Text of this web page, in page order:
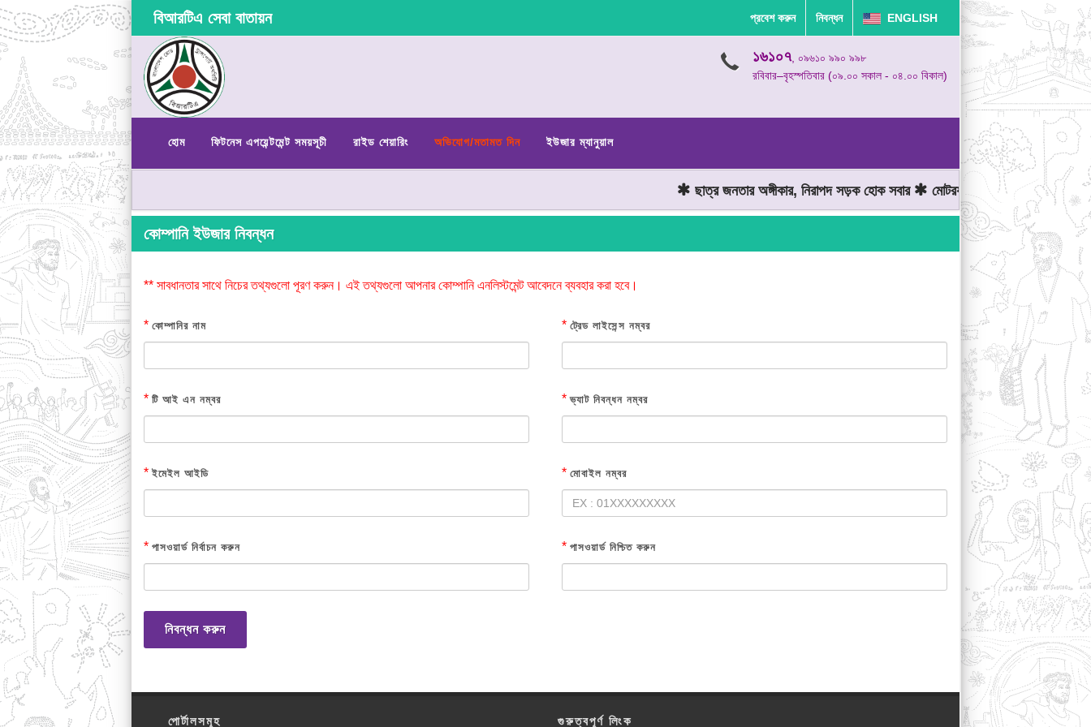
বিআরটিএ সেবা বাতায়ন প্রবেশ করুন নিবন্ধন ENGLISH
১৬১০৭, ০৯৬১০ ৯৯০ ৯৯৮
রবিবার–বৃহস্পতিবার (০৯.০০ সকাল - ০৪.০০ বিকাল)
হোম ফিটনেস এপয়েন্টমেন্ট সময়সূচী রাইড শেয়ারিং অভিযোগ/মতামত দিন ইউজার ম্যানুয়াল
ছাত্র জনতার অঙ্গীকার, নিরাপদ সড়ক হোক সবার মোটরযান চালানোর সময় গতিসীমা
কোম্পানি ইউজার নিবন্ধন
** সাবধানতার সাথে নিচের তথ্যগুলো পূরণ করুন। এই তথ্যগুলো আপনার কোম্পানি এনলিস্টমেন্ট আবেদনে ব্যবহার করা হবে।
* কোম্পানির নাম * ট্রেড লাইসেন্স নম্বর
* টি আই এন নম্বর * ভ্যাট নিবন্ধন নম্বর
* ইমেইল আইডি * মোবাইল নম্বর
* পাসওয়ার্ড নির্বাচন করুন * পাসওয়ার্ড নিশ্চিত করুন
নিবন্ধন করুন
পোর্টালসমূহ গুরুত্বপূর্ণ লিংক